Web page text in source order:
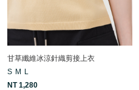
甘草纖維冰涼針織剪接上衣
S M L
NT 1,280